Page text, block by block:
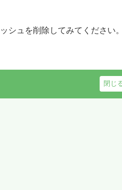
シュを削除してみてください。